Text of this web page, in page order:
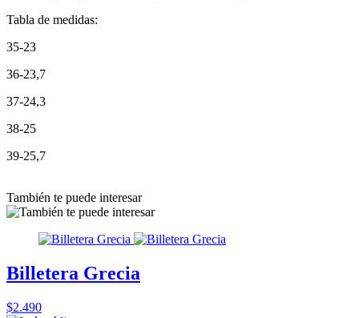
Tabla de medidas:
35-23
36-23,7
37-24,3
38-25
39-25,7
También te puede interesar
Billetera Grecia
$2.490